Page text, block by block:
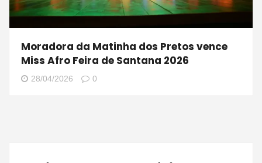
Moradora da Matinha dos Pretos vence
Miss Afro Feira de Santana 2026
28/04/2026 0